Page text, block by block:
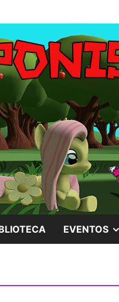
EVENTOS